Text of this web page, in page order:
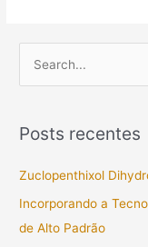
qPosts recentes
Zuclopenthixol
Incorporando a
de Alto Padrão